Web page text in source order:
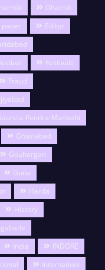
Dharnik
paper
Editor
Festivals
Fraud
Pendra-Marwahi
Ghaziabad
Gouhargan
Guna
Harda
History
India
INDORE
Internationl